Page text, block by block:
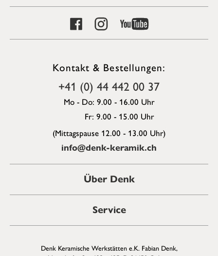
Kontakt & Bestellungen:
+41 (0) 44 442 00 37
Mo - Do: 9.00 - 16.00 Uhr
Fr: 9.00 - 15.00 Uhr
(Mittagspause 12.00 - 13.00 Uhr)
info@denk-keramik.ch
Über Denk
Service
Denk Keramische Werkstätten e.K. Fabian Denk,